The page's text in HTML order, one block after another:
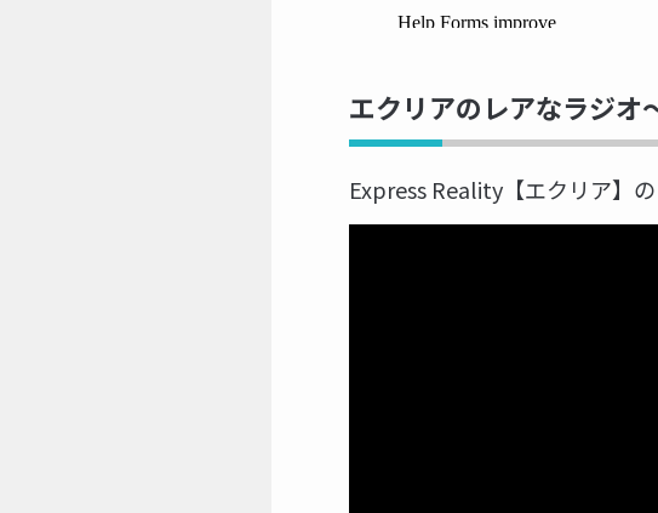
エクリアのレアなラジオ
Express Reality【エクリア】